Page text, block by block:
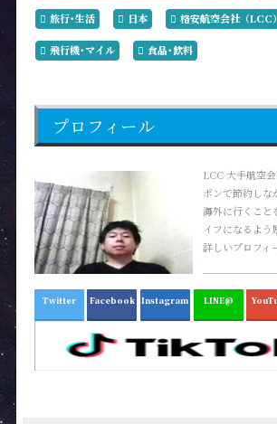
旅行･生活 日本 格安航空会社（LCC）
飛行機･マイル 食品･飲料
プロフィール
LCC 大手航空
ポンで節約しな
海外に行くこと
イフになるよう
詳しいプロフィ
Twitter Facebook Instagram LINE@